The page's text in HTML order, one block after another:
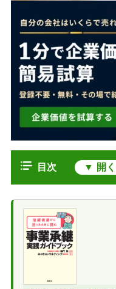
目次
う設計するか
債権の承継
債務の承継
違い